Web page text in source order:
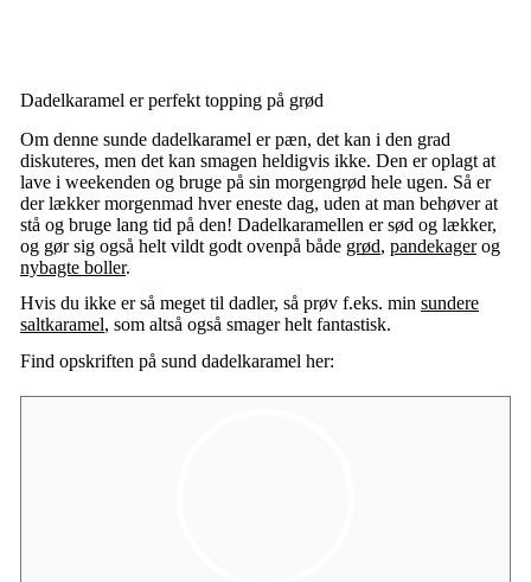
Dadelkaramel er perfekt topping på grød
Om denne sunde dadelkaramel er pæn, det kan i den grad
diskuteres, men det kan smagen heldigvis ikke. Den er oplagt at
lave i weekenden og bruge på sin morgengrød hele ugen. Så er
der lækker morgenmad hver eneste dag, uden at man behøver at
stå og bruge lang tid på den! Dadelkaramellen er sød og lækker,
og gør sig også helt vildt godt ovenpå både grød, pandekagerog
nybagte boller.
Hvis du ikke er så meget til dadler, så prøv f.eks. min sundere
saltkaramel, som altså også smager helt fantastisk.
Find opskriften på sund dadelkaramel her: